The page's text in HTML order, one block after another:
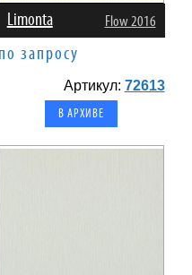
Limonta Flow 2016
по запросу
Артикул: 72613
В АРХИВЕ